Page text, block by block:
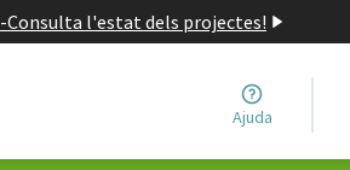
-Consulta l'estat dels projectes!
Ajuda